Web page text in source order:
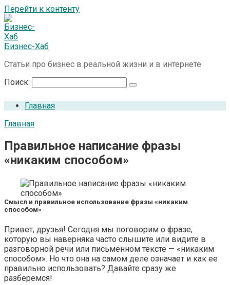
Перейти к контенту
Бизнес-Хаб
Статьи про бизнес в реальной жизни и в интернете
Поиск:
Главная
Главная
Правильное написание фразы
«никаким способом»
Смысл и правильное использование фразы «никаким
способом»
Привет, друзья! Сегодня мы поговорим о фразе,
которую вы наверняка часто слышите или видите в
разговорной речи или письменном тексте — «никаким
способом». Но что она на самом деле означает и как ее
правильно использовать? Давайте сразу же
разберемся!